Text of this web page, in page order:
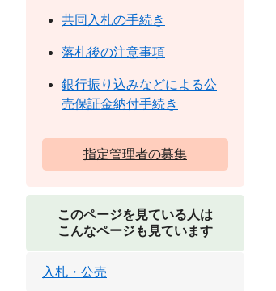
共同入札の手続き
落札後の注意事項
銀行振り込みなどによる公
売保証金納付手続き
指定管理者の募集
このページを見ている人は
こんなページも見ています
入札・公売